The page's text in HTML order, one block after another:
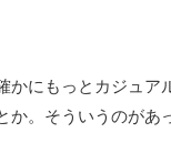
かにもっとカジュア
か。そういうのがあ